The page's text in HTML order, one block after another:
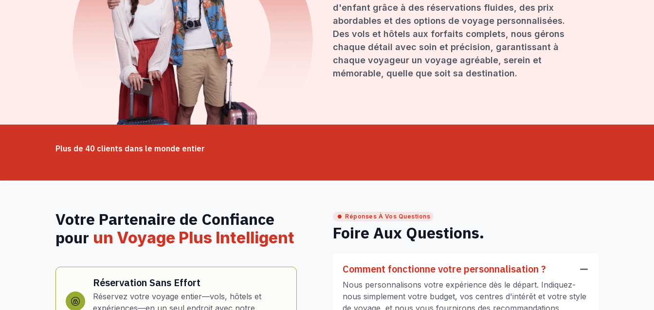
d'enfant grâce à des réservations fluides, des prix
abordables et des options de voyage personnalisées.
Des vols et hôtels aux forfaits complets, nous gérons
chaque détail avec soin et précision, garantissant à
chaque voyageur un voyage agréable, serein et
mémorable, quelle que soit sa destination.
Plus de 40 clients dans le monde entier
Votre Partenaire de Confiance
pour un Voyage Plus Intelligent
Réservation Sans Effort
Réservez votre voyage entier—vols, hôtels et
expériences—en un seul endroit avec notre
Réponses À Vos Questions
Foire Aux Questions.
Comment fonctionne votre personnalisation ?
Nous personnalisons votre expérience dès le départ. Indiquez-
nous simplement votre budget, vos centres d'intérêt et votre style
de voyage, et nous vous fournirons des recommandations